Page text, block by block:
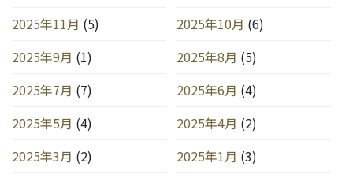
2025年11月 (5) 2025年10月 (6)
2025年9月 (1) 2025年8月 (5)
2025年7月 (7) 2025年6月 (4)
2025年5月 (4) 2025年4月 (2)
2025年3月 (2) 2025年1月 (3)